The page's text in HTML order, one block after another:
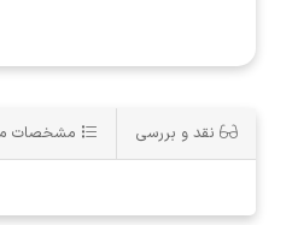
نقد و بررسی مشخصات